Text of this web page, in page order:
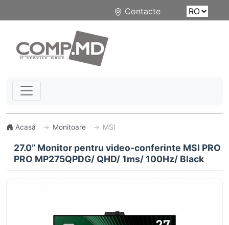
Contacte
Acasă Monitoare MSI
27.0” Monitor pentru video-conferinte MSI PRO
PRO MP275QPDG/ QHD/ 1ms/ 100Hz/ Black